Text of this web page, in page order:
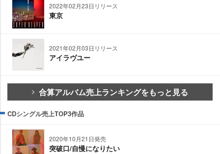
2022年02月23日リリース
東京
2021年02月03日リリース
アイラヴユー
合算アルバム売上ランキングをもっと見る
CDシングル売上TOP3作品
2020年10月21日発売
突破口/自慢になりたい